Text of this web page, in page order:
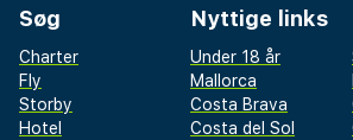
Søg
Charter
Fly
Storby
Hotel
Nyttige links
Under 18 år
Mallorca
Costa Brava
Costa del Sol